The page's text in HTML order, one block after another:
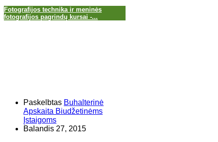
Fotografijos technika ir meninės
fotografijos pagrindų kursai -...
Paskelbtas Buhalterinė
Apskaita Biudžetinėms
Įstaigoms
Balandis 27, 2015